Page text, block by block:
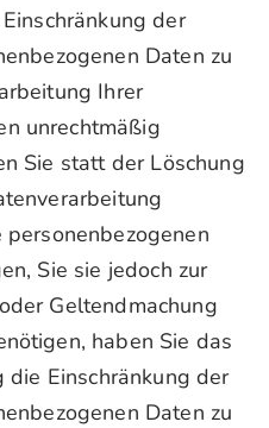
der
Daten zu
Ihrer
unrechtmäßig
Sie statt der Löschung
Sie sie jedoch zur
Geltendmachung
haben Sie das
die Einschränkung der
Daten zu